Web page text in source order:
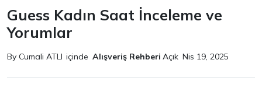
Guess Kadın Saat İnceleme ve
Yorumlar
By Cumali ATLI içinde Alışveriş Rehberi Açık Nis 19, 2025